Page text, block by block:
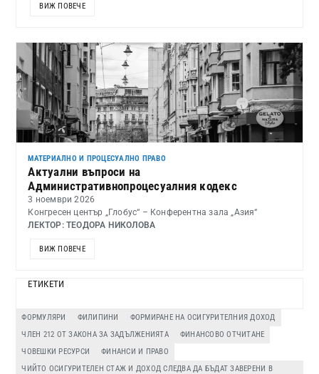
ВИЖ ПОВЕЧЕ
МАТЕРИАЛНО И ПРОЦЕСУАЛНО ПРАВО
Актуални въпроси на
Административнопроцесуалния кодекс
3 ноември 2026
Конгресен център „Глобус“ – Конферентна зала „Азия“
ЛЕКТОР: ТЕОДОРА НИКОЛОВА
ВИЖ ПОВЕЧЕ
ЕТИКЕТИ
ФОРМУЛЯРИ ФИЛИПИНИ
ФОРМИРАНЕ НА ОСИГУРИТЕЛНИЯ ДОХОД
ЧЛЕН 212 ОТ ЗАКОНА ЗА ЗАДЪЛЖЕНИЯТА
ФИНАНСОВО ОТЧИТАНЕ
ЧОВЕШКИ РЕСУРСИ
ФИНАНСИ И ПРАВО
ЧИЙТО ОСИГУРИТЕЛЕН СТАЖ И ДОХОД СЛЕДВА ДА БЪДАТ ЗАВЕРЕНИ В